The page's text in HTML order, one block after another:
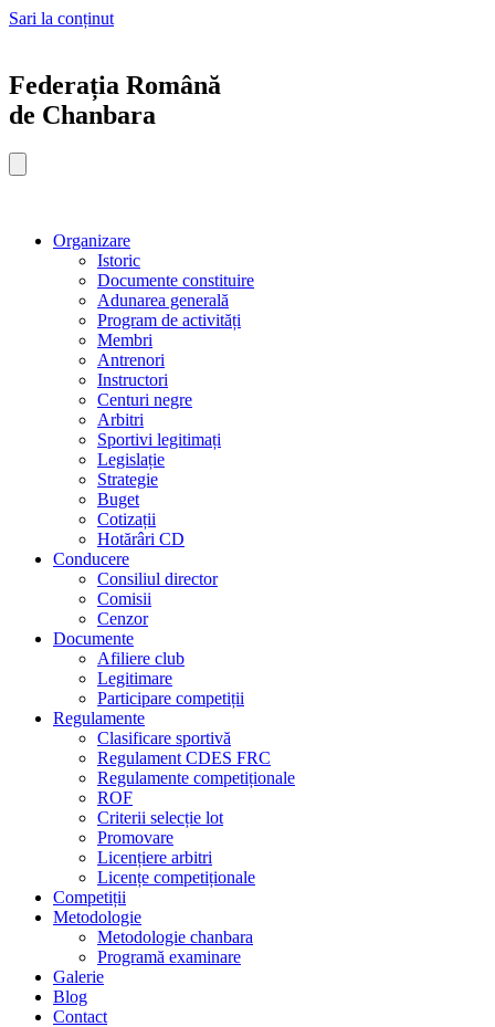
Sari la conținut
Federația Română
de Chanbara
Organizare
Istoric
Documente constituire
Adunarea generală
Program de activități
Membri
Antrenori
Instructori
Centuri negre
Arbitri
Sportivi legitimați
Legislație
Strategie
Buget
Cotizații
Hotărâri CD
Conducere
Consiliul director
Comisii
Cenzor
Documente
Afiliere club
Legitimare
Participare competiții
Regulamente
Clasificare sportivă
Regulament CDES FRC
Regulamente competiționale
ROF
Criterii selecție lot
Promovare
Licențiere arbitri
Licențe competiționale
Competiții
Metodologie
Metodologie chanbara
Programă examinare
Galerie
Blog
Contact